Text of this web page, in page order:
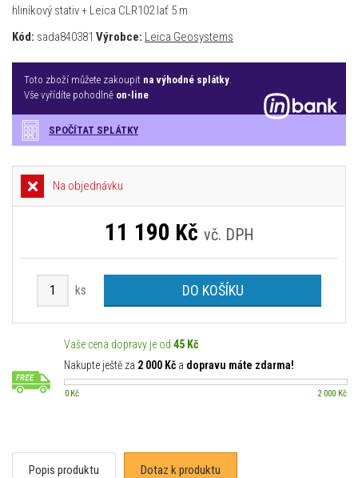
hliníkový stativ + Leica CLR102 lať 5 m
Kód: sada840381 Výrobce: Leica Geosystems
Toto zboží můžete zakoupit na výhodné splátky
Vše vyřídíte pohodlně on-line
SPOČÍTAT SPLÁTKY
Na objednávku
11 190 Kč vč. DPH
ks DO KOŠÍKU
Vaše cena dopravy je od 45 Kč
Nakupte ještě za 2 000 Kč a dopravu máte zdarma!
0 Kč 2 000 Kč
Popis produktu Dotaz k produktu